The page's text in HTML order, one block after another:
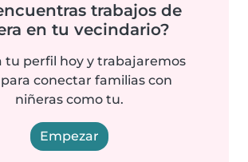
trabajos de
en tu vecindario?
tu perfil hoy y trabajaremos
conectar familias con
niñeras como tu.
Empezar